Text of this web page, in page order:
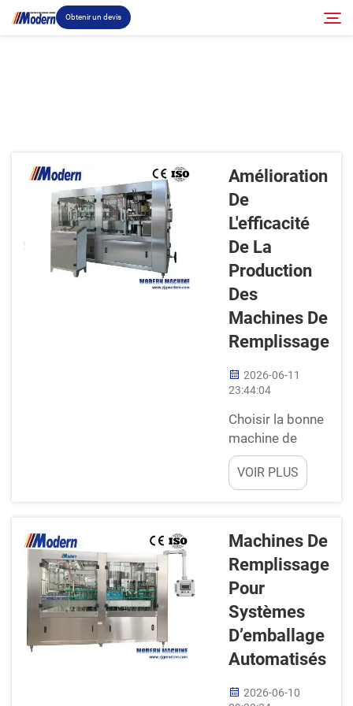
Obtenir un devis
À propos
Amélioration
De
L'efficacité
De La
Production
Des
Machines De
Remplissage
2026-06-11
23:44:04
Choisir la bonne
machine de
remplissage
pour améliorer la
production. Le
bonne machine
de remplissage
est crucial
lorsqu’il s’agit
d’accélérer votre
production. La
machine
adaptée permet
d’accélérer le
remplissage des
VOIR PLUS
Machines De
Remplissage
Pour
Systèmes
D’emballage
Automatisés
2026-06-10